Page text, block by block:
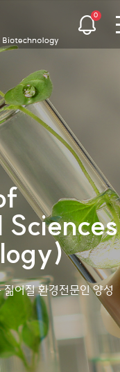
0
짊어질 환경전문인 양성
짊어질 환경전문인 양성
짊어질 환경전문인 양성
짊어질 환경전문인 양성
짊어질 환경전문인 양성
짊어질 환경전문인 양성